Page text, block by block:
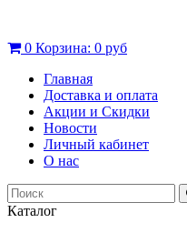
0 Корзина: 0 руб
Главная
Доставка и оплата
Акции и Скидки
Новости
Личный кабинет
О нас
Каталог